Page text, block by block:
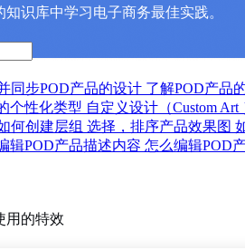
识库中学习电子商务最佳实践。
同步POD产品的设计 了解POD产品
个性化类型 自定义设计（Custom Art
何创建层组 选择，排序产品效果图
辑POD产品描述内容 怎么编辑POD
用的特效